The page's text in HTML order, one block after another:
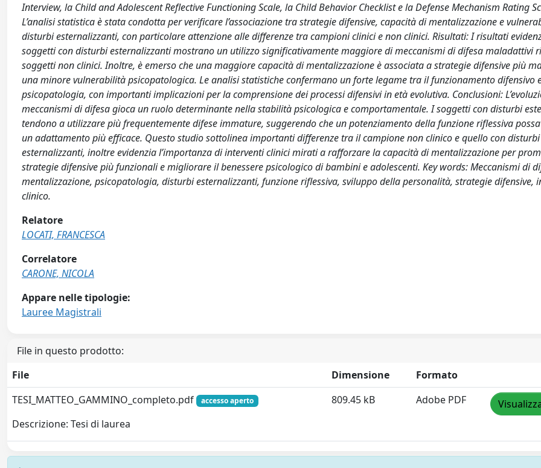
Interview, la Child and Adolescent Reflective Functioning Scale, la Child Behavior Checklist e la Defense Mechanism Rating
L’analisi statistica è stata condotta per verificare l’associazione tra strategie difensive, capacità di mentalizzazione e
disturbi esternalizzanti, con particolare attenzione alle differenze tra campioni clinici e non clinici. Risultati: I risultati
soggetti con disturbi esternalizzanti mostrano un utilizzo significativamente maggiore di meccanismi di difesa maladattivi
soggetti non clinici. Inoltre, è emerso che una maggiore capacità di mentalizzazione è associata a strategie difensive più
una minore vulnerabilità psicopatologica. Le analisi statistiche confermano un forte legame tra il funzionamento difensivo
psicopatologia, con importanti implicazioni per la comprensione dei processi difensivi in età evolutiva. Conclusioni:
meccanismi di difesa gioca un ruolo determinante nella stabilità psicologica e comportamentale. I soggetti con disturbi
tendono a utilizzare più frequentemente difese immature, suggerendo che un potenziamento della funzione riflessiva
un adattamento più efficace. Questo studio sottolinea importanti differenze tra il campione non clinico e quello con disturbi
esternalizzanti, inoltre evidenzia l’importanza di interventi clinici mirati a rafforzare la capacità di mentalizzazione per
strategie difensive più funzionali e migliorare il benessere psicologico di bambini e adolescenti. Key words: Meccanismi di
mentalizzazione, psicopatologia, disturbi esternalizzanti, funzione riflessiva, sviluppo della personalità, strategie difensive,
clinico.
Relatore
LOCATI, FRANCESCA
Correlatore
CARONE, NICOLA
Appare nelle tipologie:
Lauree Magistrali
File in questo prodotto:
File
Dimensione
Formato
TESI_MATTEO_GAMMINO_completo.pdf
accesso aperto
Descrizione: Tesi di laurea
809.45 kB Adobe PDF